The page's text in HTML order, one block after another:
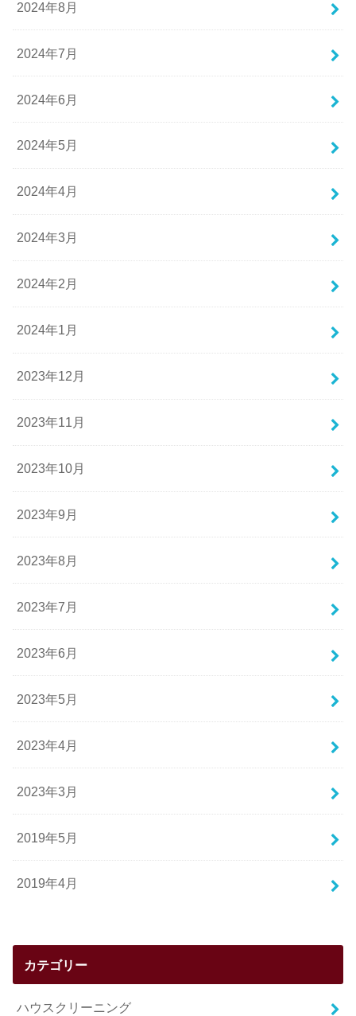
2024年8月
2024年7月
2024年6月
2024年5月
2024年4月
2024年3月
2024年2月
2024年1月
2023年12月
2023年11月
2023年10月
2023年9月
2023年8月
2023年7月
2023年6月
2023年5月
2023年4月
2023年3月
2019年5月
2019年4月
カテゴリー
ハウスクリーニング